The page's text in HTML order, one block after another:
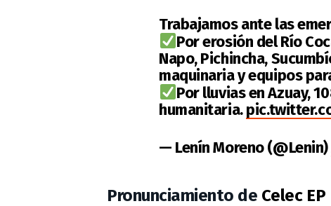
Trabajamos ante las
Por erosión del Río
Napo, Pichincha,
maquinaria y equipos
Por lluvias en Azuay,
humanitaria.
— Lenín Moreno (@Lenin)
Pronunciamiento de Celec EP